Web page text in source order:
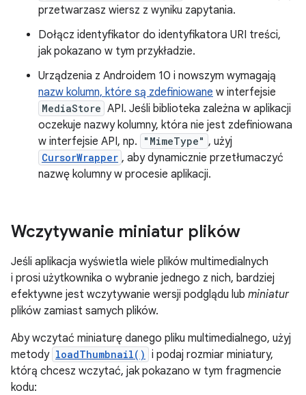
przetwarzasz wiersz z wyniku zapytania.
Dołącz identyfikator do identyfikatora URI treści,
jak pokazano w tym przykładzie.
Urządzenia z Androidem 10 i nowszym wymagają
nazw kolumn, które są zdefiniowane w interfejsie
MediaStore API. Jeśli biblioteka zależna w aplikacji
oczekuje nazwy kolumny, która nie jest zdefiniowana
w interfejsie API, np.
"MimeType" , użyj
CursorWrapper , aby dynamicznie przetłumaczyć
nazwę kolumny w procesie aplikacji.
Wczytywanie miniatur plików
Jeśli aplikacja wyświetla wiele plików multimedialnych
i prosi użytkownika o wybranie jednego z nich, bardziej
efektywne jest wczytywanie wersji podglądu lub miniatur
plików zamiast samych plików.
Aby wczytać miniaturę danego pliku multimedialnego, użyj
metody loadThumbnail() i podaj rozmiar miniatury,
którą chcesz wczytać, jak pokazano w tym fragmencie
kodu: